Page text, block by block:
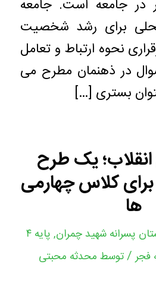
در جامعه است. جامعه
برای رشد شخصیت
نحوه ارتباط و تعامل
در ذهنمان مطرح می
بستری […]
یک طرح
کلاس چهارمی
ها
پسرانه شهید چمران,
پایه ۴
فجر /توسط محدثه محبتی